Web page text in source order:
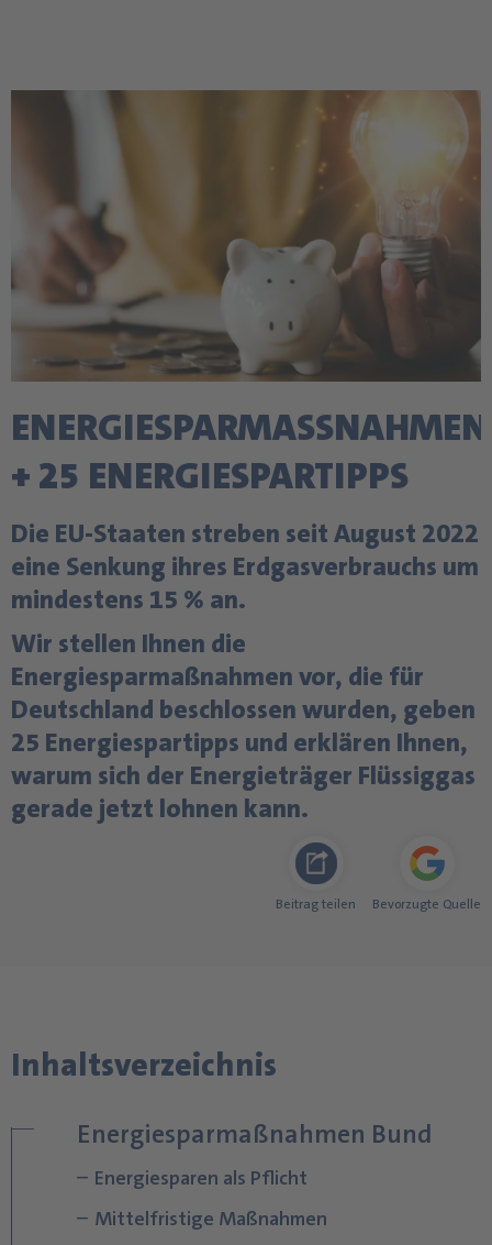
ENERGIESPARMASSNAHMEN +
25 ENERGIESPARTIPPS
Die EU-Staaten streben seit August 2022
eine Senkung ihres Erdgasverbrauchs um
mindestens 15 % an.
Wir stellen Ihnen die
Energiesparmaßnahmen vor, die für
Deutschland beschlossen wurden, geben
25 Energiespartipps und erklären Ihnen,
warum sich der Energieträger Flüssiggas
gerade jetzt lohnen kann.
Beitrag teilen Bevorzugte Quelle
Inhaltsverzeichnis
Energiesparmaßnahmen Bund
Energiesparen als Pflicht
Mittelfristige Maßnahmen